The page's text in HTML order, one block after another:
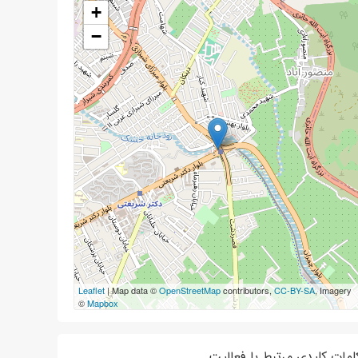
+
−
Leaflet| Map data ©OpenStreetMapcontributors,CC-BY-SA, Imagery
©Mapbox